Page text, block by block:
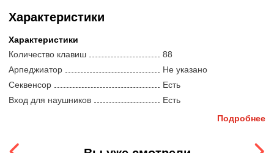
ощущениями и удобством игры стоит мощный
звуковой движок SuperNATURAL компании
улавливающий все нюансы исполнения. Встроенная
акустическая система обладает удивительной
габариты и малый вес позволяют без труда
перемещать инструмент. Поддержка Bluetooth-
аудио позволяет воспроизводить музыку,
iOS или Android и оттачивать свое мастерство с
обеспечивает подключение к музыкальным
Характеристики
Характеристики
Количество клавиш
88
Арпеджиатор
Не указано
Секвенсор
Есть
Вход для наушников
Есть
Полифония
Подробнее